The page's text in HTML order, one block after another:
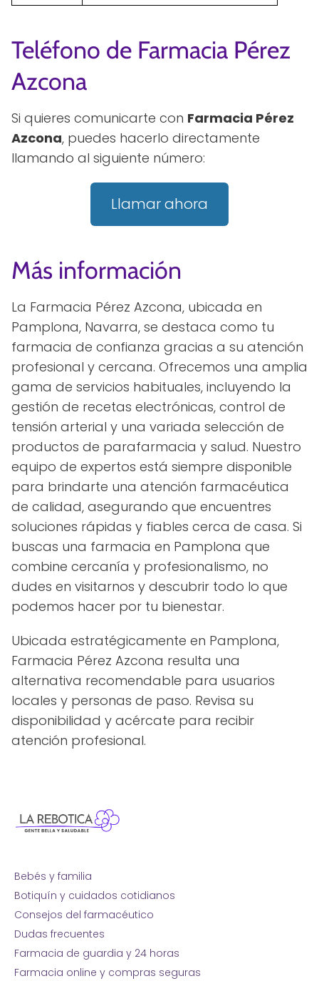
Teléfono de Farmacia Pérez
Azcona
Si quieres comunicarte con Farmacia Pérez
Azcona, puedes hacerlo directamente
llamando al siguiente número:
Llamar ahora
Más información
La Farmacia Pérez Azcona, ubicada en
Pamplona, Navarra, se destaca como tu
farmacia de confianza gracias a su atención
profesional y cercana. Ofrecemos una amplia
gama de servicios habituales, incluyendo la
gestión de recetas electrónicas, control de
tensión arterial y una variada selección de
productos de parafarmacia y salud. Nuestro
equipo de expertos está siempre disponible
para brindarte una atención farmacéutica
de calidad, asegurando que encuentres
soluciones rápidas y fiables cerca de casa. Si
buscas una farmacia en Pamplona que
combine cercanía y profesionalismo, no
dudes en visitarnos y descubrir todo lo que
podemos hacer por tu bienestar.
Ubicada estratégicamente en Pamplona,
Farmacia Pérez Azcona resulta una
alternativa recomendable para usuarios
locales y personas de paso. Revisa su
disponibilidad y acércate para recibir
atención profesional.
Bebés y familia
Botiquín y cuidados cotidianos
Consejos del farmacéutico
Dudas frecuentes
Farmacia de guardia y 24 horas
Farmacia online y compras seguras